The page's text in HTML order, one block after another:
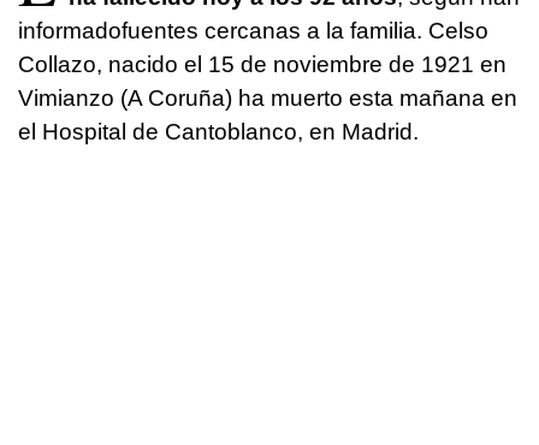
informadofuentes cercanas a la familia. Celso
Collazo, nacido el 15 de noviembre de 1921 en
Vimianzo (A Coruña) ha muerto esta mañana en
el Hospital de Cantoblanco, en Madrid.